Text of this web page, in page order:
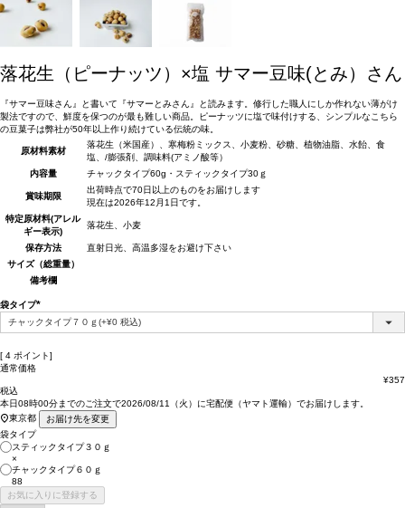
落花生（ピーナッツ）×塩 サマー豆味(とみ）さん
『サマー豆味さん』と書いて『サマーとみさん』と読みます。修行した職人にしか作れない薄がけ
製法ですので、鮮度を保つのが最も難しい商品。ピーナッツに塩で味付けする、シンプルなこちら
の豆菓子は弊社が50年以上作り続けている伝統の味。
原材料素材
落花生（米国産）、寒梅粉ミックス、小麦粉、砂糖、植物油脂、水飴、食
塩、/膨張剤、調味料(アミノ酸等）
内容量
チャックタイプ60g・スティックタイプ30ｇ
賞味期限
出荷時点で70日以上のものをお届けします
現在は2026年12月1日です。
特定原材料(アレル
ギー表示)
落花生、小麦
保存方法
直射日光、高温多湿をお避け下さい
サイズ（総重量）
備考欄
袋タイプ
(必
須)
[ 4 ポイント]
通常価格
¥357
税込
本日08時00分までのご注文で2026/08/11（火） に宅配便（ヤマト運輸） でお届けします。
東京都
お届け先を変更
袋タイプ
スティックタイプ３０ｇ
×
チャックタイプ６０ｇ
88
お気に入りに登録する